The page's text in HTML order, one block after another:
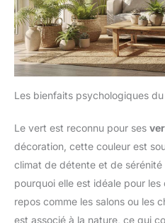
Les bienfaits psychologiques
Le vert est reconnu pour ses
décoration, cette couleur est
climat de détente et de sérénité
pourquoi elle est idéale pour
repos comme les salons ou les
est associé à la nature, ce qui